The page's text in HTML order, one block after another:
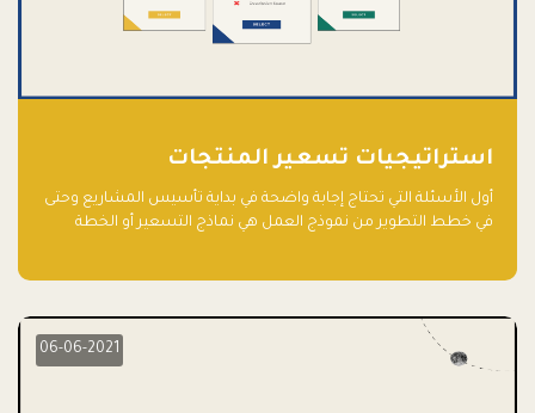
استراتيجيات تسعير المنتجات
أول الأسئلة التي تحتاج إجابة واضحة في بداية تأسيس المشاريع وحتى
في خطط التطوير من نموذج العمل هي نماذج التسعير أو الخطة
06-06-2021